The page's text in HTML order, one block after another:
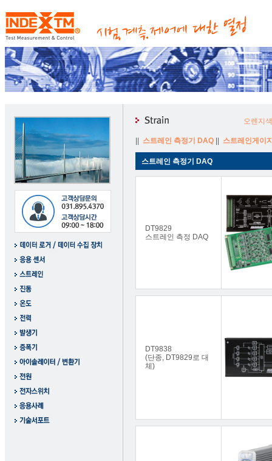
오렌지
스트레인 측정기 DAQ 스트레인게이
스트레인 측정기 DAQ
DT9829
스트레인 측정 DAQ
DT9838
(단종, DT9829로 대
체)